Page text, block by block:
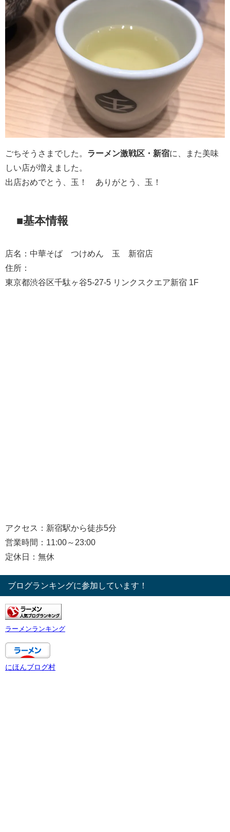
ごちそうさまでした。 ラーメン激戦区・新宿に、また美味
しい店が増えました。
出店おめでとう、玉！ ありがとう、玉！
■基本情報
店名：中華そば つけめん 玉 新宿店
住所：
東京都渋谷区千駄ヶ谷5-27-5 リンクスクエア新宿 1F
アクセス：新宿駅から徒歩5分
営業時間：11:00～23:00
定休日：無休
ブログランキングに参加しています！
ラーメンランキング
にほんブログ村